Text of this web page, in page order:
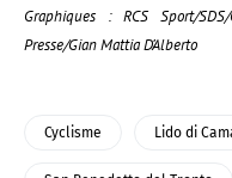
Graphiques : RCS Sport/
Presse/Gian Mattia D’Alberto
Cyclisme Lido di